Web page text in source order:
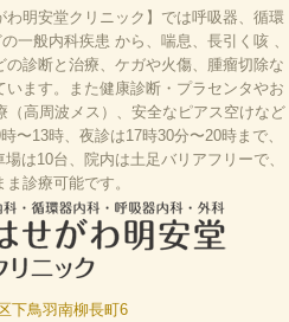
わ明安堂クリニック】では呼吸器、循環
一般内科疾患 から、喘息、長引く咳 、
診断と治療、ケガや火傷、腫瘤切除な
ます。また健康診断・プラセンタやお
（高周波メス）、安全なピアス空けなど
〜13時、夜診は17時30分〜20時まで、
は10台、院内は土足バリアフリーで、
診療可能です。
クの公式HP、京都市伏見
下鳥羽南柳長町6